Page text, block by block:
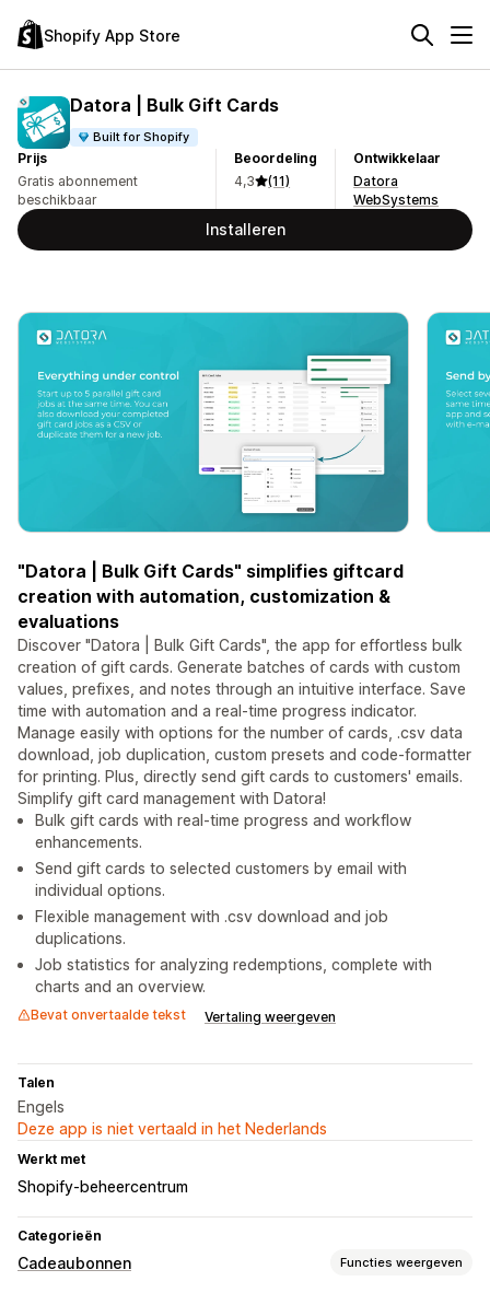
Shopify App Store
Datora | Bulk Gift Cards
Built for Shopify
Prijs
Gratis abonnement
beschikbaar
Beoordeling
4,3
(11)
Ontwikkelaar
Datora
WebSystems
Installeren
"Datora | Bulk Gift Cards" simplifies giftcard
creation with automation, customization &
evaluations
Discover "Datora | Bulk Gift Cards", the app for effortless bulk
creation of gift cards. Generate batches of cards with custom
values, prefixes, and notes through an intuitive interface. Save
time with automation and a real-time progress indicator.
Manage easily with options for the number of cards, .csv data
download, job duplication, custom presets and code-formatter
for printing. Plus, directly send gift cards to customers' emails.
Simplify gift card management with Datora!
Bulk gift cards with real-time progress and workflow
enhancements.
Send gift cards to selected customers by email with
individual options.
Flexible management with .csv download and job
duplications.
Job statistics for analyzing redemptions, complete with
charts and an overview.
Bevat onvertaalde tekst Vertaling weergeven
Talen
Engels
Deze app is niet vertaald in het Nederlands
Werkt met
Shopify-beheercentrum
Categorieën
Cadeaubonnen Functies weergeven